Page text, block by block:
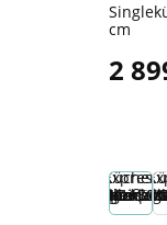
cm
2